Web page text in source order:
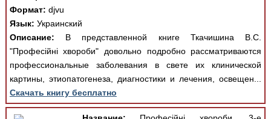
Формат: djvu
Язык: Украинский
Описание: В представленной книге Ткачишина В.С.
"Професійні хвороби" довольно подробно рассматриваются
профессиональные заболевания в свете их клинической
картины, этиопатогенеза, диагностики и лечения, освещен...
Скачать книгу бесплатно